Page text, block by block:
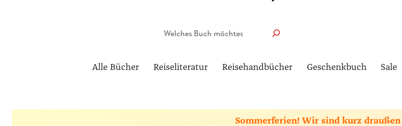
Alle Bücher Reiseliteratur Reisehandbücher Geschenkbuch Sale
Sommerferien! Wir sind kurz